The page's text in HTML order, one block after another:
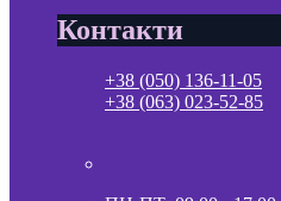
Контакти
+38 (050) 136-11-05
+38 (063) 023-52-85